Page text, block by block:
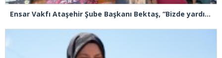
Ensar Vakfı Ataşehir Şube Başkanı Bektaş, “Bizde yardım kelimesi yok, bizde paylaşmak ve hediyeleşmek var”